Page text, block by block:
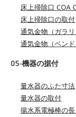
床上掃除口 COA
床上掃除口の取付
通気金物（ガラ
通気金物（ベンド
05-機器の据付
量水器のふた寸法
量水器の取付
揚水系電極棒の長